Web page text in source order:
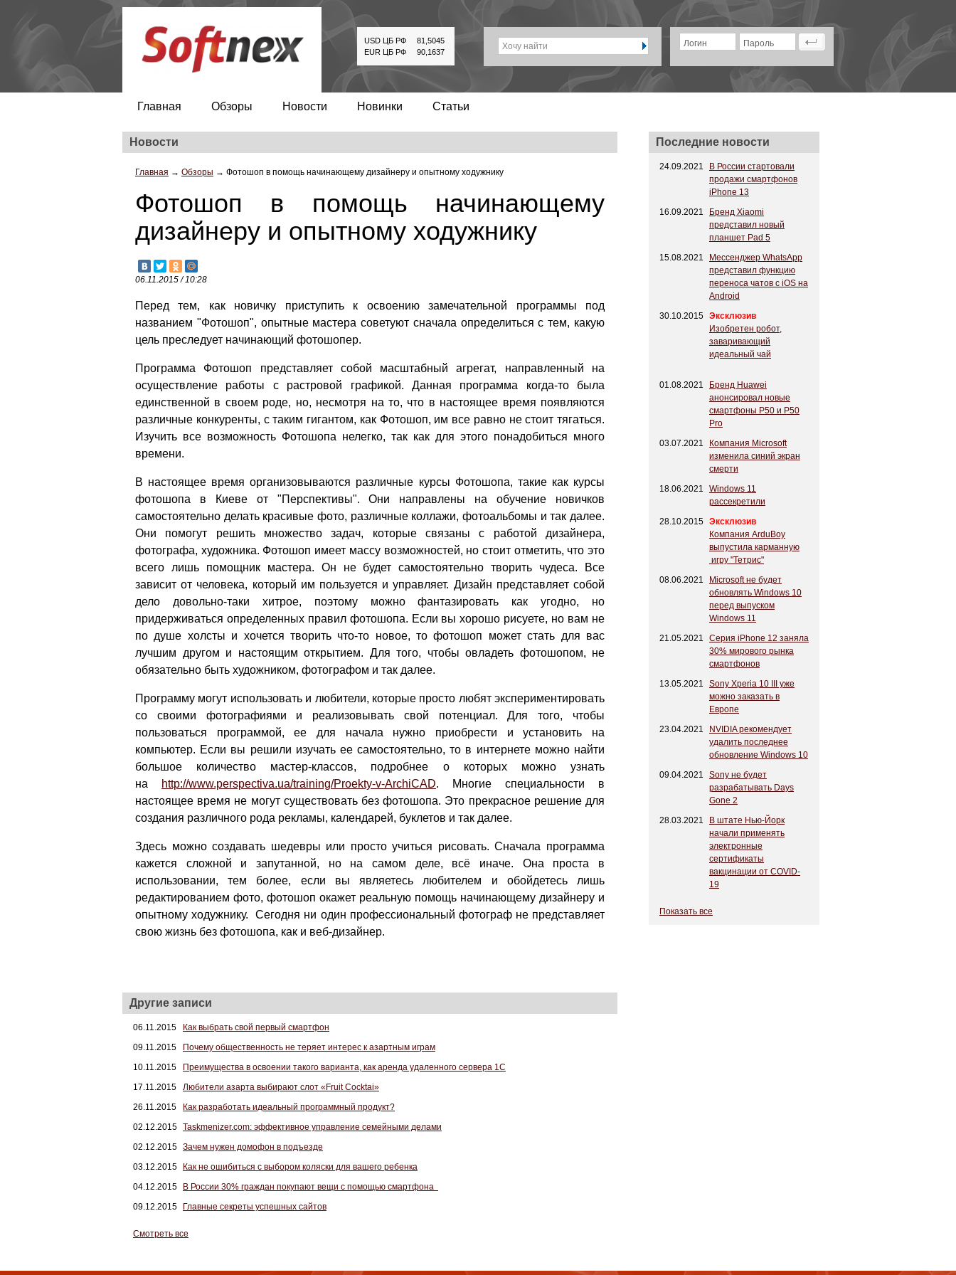
USD ЦБ РФ
81,5045
EUR ЦБ РФ
90,1637
Хочу найти Логин Пароль
Главная Обзоры Новости Новинки Статьи
Новости
Главная → Обзоры → Фотошоп в помощь начинающему дизайнеру и опытному ходужнику
Фотошоп в помощь начинающему
дизайнеру и опытному ходужнику
06.11.2015 / 10:28
Перед тем, как новичку приступить к освоению замечательной программы под
названием "Фотошоп", опытные мастера советуют сначала определиться с тем, какую
цель преследует начинающий фотошопер.
Программа Фотошоп представляет собой масштабный агрегат, направленный на
осуществление работы с растровой графикой. Данная программа когда-то была
единственной в своем роде, но, несмотря на то, что в настоящее время появляются
различные конкуренты, с таким гигантом, как Фотошоп, им все равно не стоит тягаться.
Изучить все возможность Фотошопа нелегко, так как для этого понадобиться много
времени.
В настоящее время организовываются различные курсы Фотошопа, такие как курсы
фотошопа в Киеве от "Перспективы". Они направлены на обучение новичков
самостоятельно делать красивые фото, различные коллажи, фотоальбомы и так далее.
Они помогут решить множество задач, которые связаны с работой дизайнера,
фотографа, художника. Фотошоп имеет массу возможностей, но стоит отметить, что это
всего лишь помощник мастера. Он не будет самостоятельно творить чудеса. Все
зависит от человека, который им пользуется и управляет. Дизайн представляет собой
дело довольно-таки хитрое, поэтому можно фантазировать как угодно, но
придерживаться определенных правил фотошопа. Если вы хорошо рисуете, но вам не
по душе холсты и хочется творить что-то новое, то фотошоп может стать для вас
лучшим другом и настоящим открытием. Для того, чтобы овладеть фотошопом, не
обязательно быть художником, фотографом и так далее.
Программу могут использовать и любители, которые просто любят экспериментировать
со своими фотографиями и реализовывать свой потенциал. Для того, чтобы
пользоваться программой, ее для начала нужно приобрести и установить на
компьютер. Если вы решили изучать ее самостоятельно, то в интернете можно найти
большое количество мастер-классов, подробнее о которых можно узнать
на
http://www.perspectiva.ua/training/Proekty-v-ArchiCAD. Многие специальности в
настоящее время не могут существовать без фотошопа. Это прекрасное решение для
создания различного рода рекламы, календарей, буклетов и так далее.
Здесь можно создавать шедевры или просто учиться рисовать. Сначала программа
кажется сложной и запутанной, но на самом деле, всё иначе. Она проста в
использовании, тем более, если вы являетесь любителем и обойдетесь лишь
редактированием фото, фотошоп окажет реальную помощь начинающему дизайнеру и
опытному ходужнику. Сегодня ни один профессиональный фотограф не представляет
свою жизнь без фотошопа, как и веб-дизайнер.
Другие записи
06.11.2015
Как выбрать свой первый смартфон
09.11.2015
Почему общественность не теряет интерес к азартным играм
10.11.2015
Преимущества в освоении такого варианта, как аренда удаленного сервера 1С
17.11.2015
Любители азарта выбирают слот «Fruit Cocktai»
26.11.2015
Как разработать идеальный программный продукт?
02.12.2015 Taskmenizer.com: эффективное управление семейными делами
02.12.2015 Зачем нужен домофон в подъезде
03.12.2015
Как не ошибиться с выбором коляски для вашего ребенка
04.12.2015
В России 30% граждан покупают вещи с помощью смартфона
09.12.2015
Главные секреты успешных сайтов
Смотреть все
Последние новости
24.09.2021
В России стартовали
продажи смартфонов
iPhone 13
16.09.2021
Бренд Xiaomi
представил новый
планшет Pad 5
15.08.2021
Мессенджер WhatsApp
представил функцию
переноса чатов с iOS на
Android
30.10.2015 Эксклюзив
Изобретен робот,
заваривающий
идеальный чай
01.08.2021
Бренд Huawei
анонсировал новые
смартфоны P50 и P50
Pro
03.07.2021
Компания Microsoft
изменила синий экран
смерти
18.06.2021
Windows 11
рассекретили
28.10.2015 Эксклюзив
Компания ArduBoy
выпустила карманную
игру "Тетрис"
08.06.2021
Microsoft не будет
обновлять Windows 10
перед выпуском
Windows 11
21.05.2021
Серия iPhone 12 заняла
30% мирового рынка
смартфонов
13.05.2021
Sony Xperia 10 III уже
можно заказать в
Европе
23.04.2021
NVIDIA рекомендует
удалить последнее
обновление Windows 10
09.04.2021
Sony не будет
разрабатывать Days
Gone 2
28.03.2021
В штате Нью-Йорк
начали применять
электронные
сертификаты
вакцинации от COVID-
19
Показать все